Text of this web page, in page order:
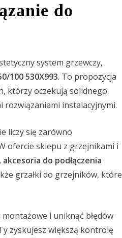
do
system grzewczy,
100 530X993. To propozycja
którzy oczekują solidnego
rozwiązaniami instalacyjnymi.
liczy się zarówno
ofercie sklepu z grzejnikami i
akcesoria do podłączenia
grzałki do grzejników, które
i uniknąć błędów
zyskujesz większą kontrolę